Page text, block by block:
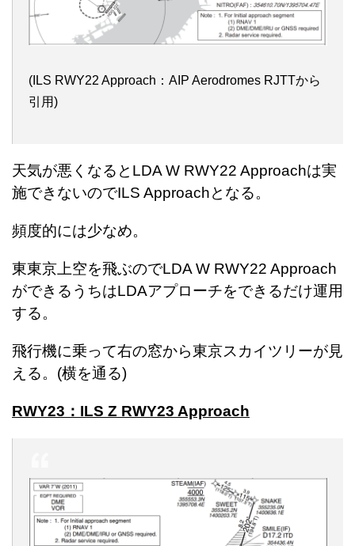
(ILS RWY22 Approach：AIP Aerodromes RJTTから
引用)
天気が悪くなるとLDA W RWY22 Approachは実
施できないのでILS Approachとなる。
頻度的には少なめ。
東東京上空を飛ぶのでLDA W RWY22 Approach
ができるうちはLDAアプローチをできるだけ運用
する。
飛行機に乗って右の窓から東京スカイツリーが見
える。(横を通る)
RWY23：ILS Z RWY23 Approach